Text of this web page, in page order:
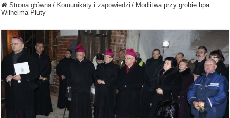
Strona główna / Komunikaty i zapowiedzi / Modlitwa przy grobie bpa
Wilhelma Pluty